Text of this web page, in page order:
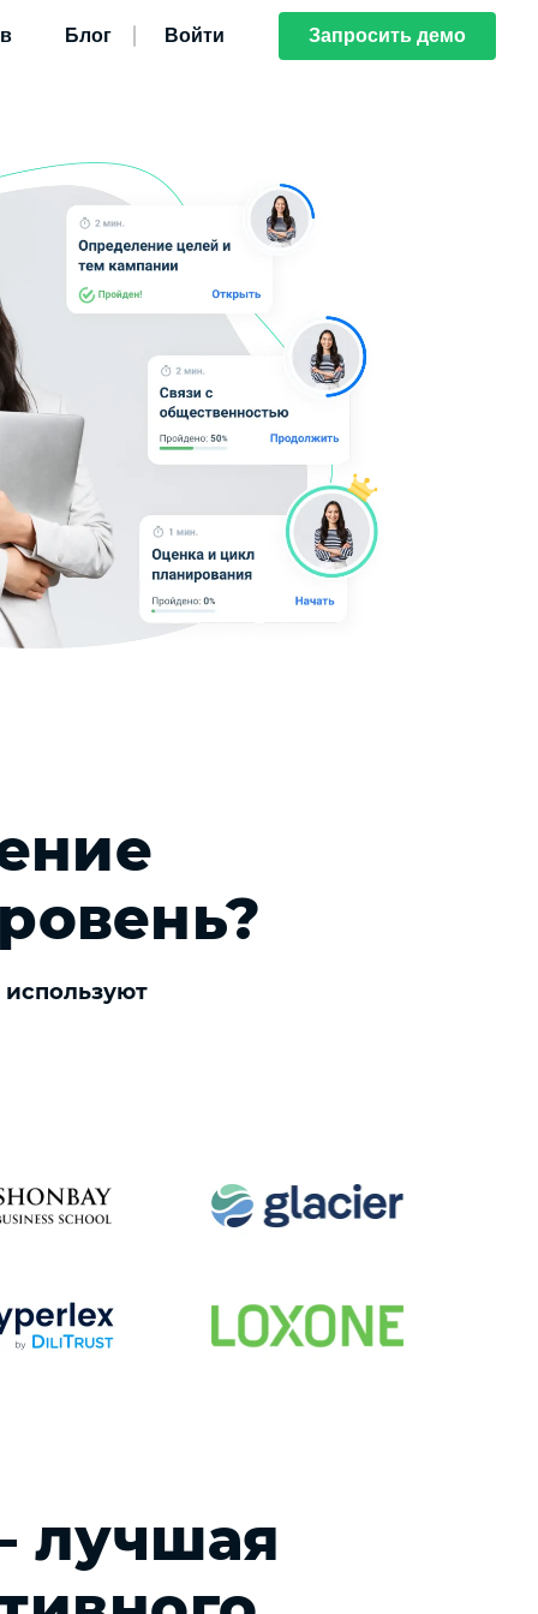
Запросить демо
Блог Войти
лучшая